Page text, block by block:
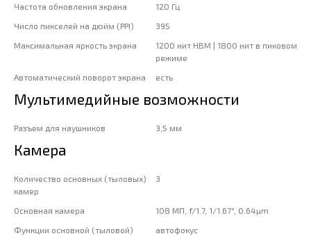
Частота обновления экрана
120 Гц
Число пикселей на дюйм (PPI)
395
Максимальная яркость экрана
1200 нит HBM | 1800 нит в пиковом
режиме
Автоматический поворот экрана
есть
Мультимедийные возможности
Разъем для наушников 3,5 мм
Камера
Количество основных (тыловых)
камер
3
Основная камера
108 МП, f/1.7, 1/1.67", 0.64µm
Функции основной (тыловой)
автофокус